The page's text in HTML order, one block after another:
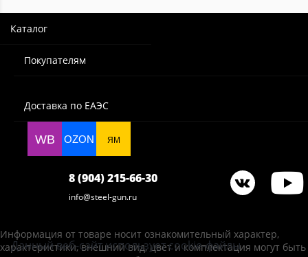
Каталог
Покупателям
Доставка по ЕАЭС
WB OZON ЯМ
8 (904) 215-66-30
info@steel-gun.ru
Информация от товаре носит ознакомительный характер,
характеристики, внешний вид, цвет и комплектация могут быть
Данный веб-сайт использует cookie-файлы